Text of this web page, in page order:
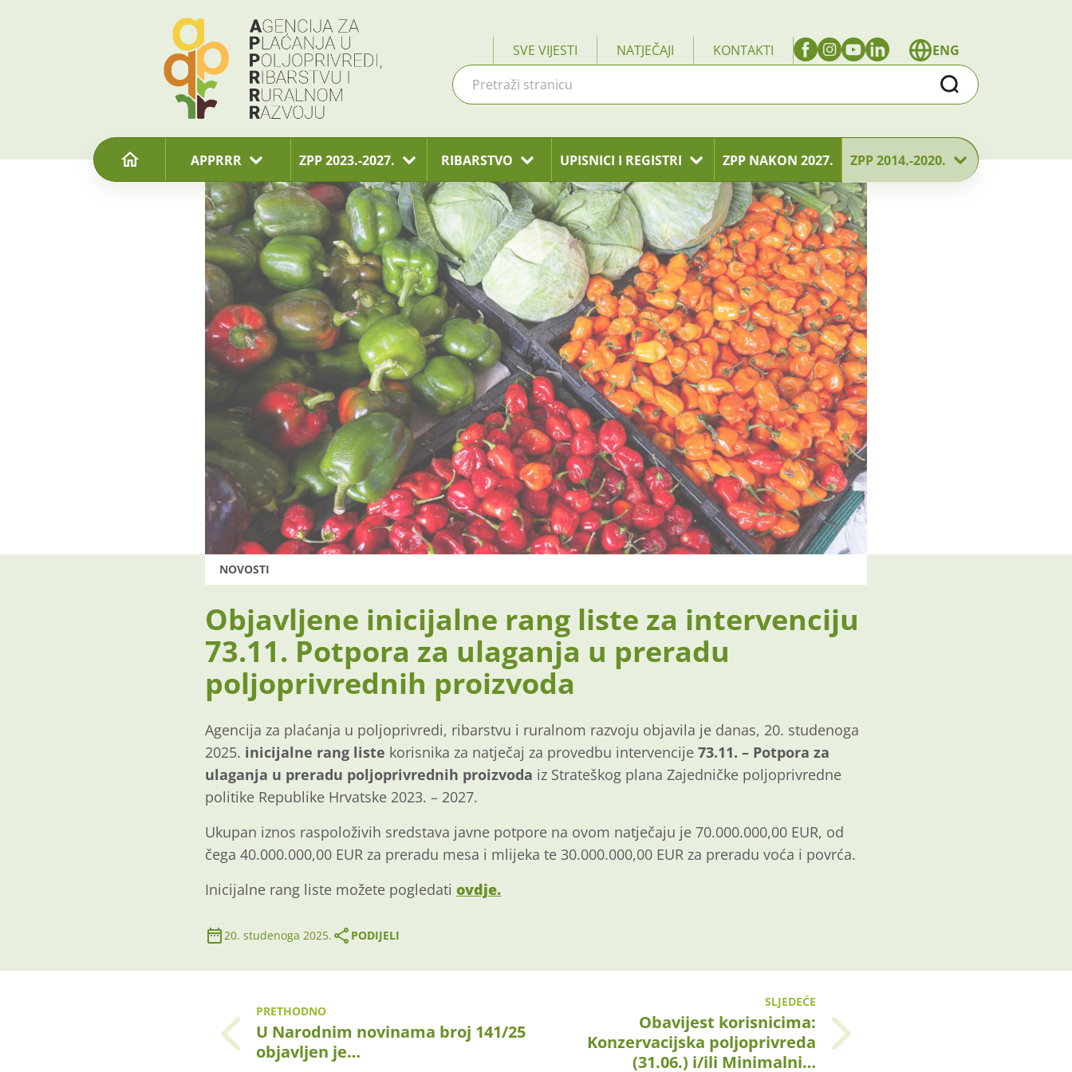
SVE VIJESTI NATJEČAJI KONTAKTI
ENG
Traži
APPRRR ZPP 2023.-2027. RIBARSTVO UPISNICI I REGISTRI ZPP NAKON 2027. ZPP 2014.-2020.
NOVOSTI
Objavljene inicijalne rang liste za intervenciju
73.11. Potpora za ulaganja u preradu
poljoprivrednih proizvoda
Agencija za plaćanja u poljoprivredi, ribarstvu i ruralnom razvoju objavila je danas, 20. studenoga
2025. inicijalne rang liste korisnika za natječaj za provedbu intervencije 73.11. – Potpora za
ulaganja u preradu poljoprivrednih proizvoda iz Strateškog plana Zajedničke poljoprivredne
politike Republike Hrvatske 2023. – 2027.
Ukupan iznos raspoloživih sredstava javne potpore na ovom natječaju je 70.000.000,00 EUR, od
čega 40.000.000,00 EUR za preradu mesa i mlijeka te 30.000.000,00 EUR za preradu voća i povrća.
Inicijalne rang liste možete pogledati ovdje.
20. studenoga 2025. PODIJELI
PRETHODNO
U Narodnim novinama broj 141/25
objavljen je…
SLJEDEĆE
Obavijest korisnicima:
Konzervacijska poljoprivreda
(31.06.) i/ili Minimalni…